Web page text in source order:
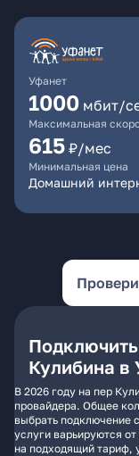
Уфанет
1000 мбит/
Максимальная
615 ₽/мес
Минимальная цена
Домашний
Кулибина в
В 2026 году на пер
провайдера. Общее
выбрать подключение
услуги варьируются
на подходящий тариф,